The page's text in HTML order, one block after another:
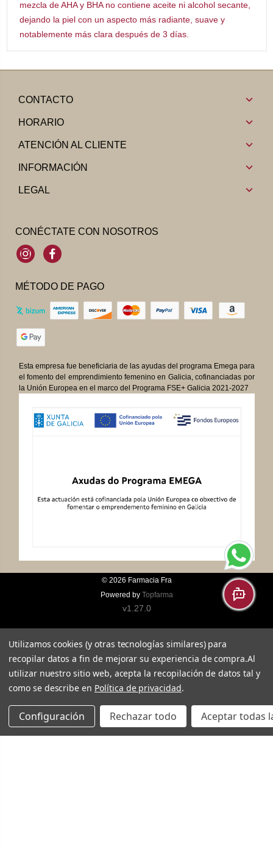
mezcla de AHA y BHA no contiene aceite ni alcohol secante,
dejando la piel con un aspecto más radiante, suave y
notablemente más clara después de 3 días.
CONTACTO
HORARIO
ATENCIÓN AL CLIENTE
INFORMACIÓN
LEGAL
CONÉCTATE CON NOSOTROS
InstagramFacebook
MÉTODO DE PAGO
Esta empresa fue beneficiaria de las ayudas del programa Emega para
el fomento del emprendimiento femenino en Galicia, cofinanciadas por
la Unión Europea en el marco del Programa FSE+ Galicia 2021-2027
© 2026 Farmacia Fra
Powered by Topfarma
v1.27.0
Utilizamos cookies (y otras tecnologías similares) para
recopilar datos a fin de mejorar su experiencia de compra.Al
utilizar nuestro sitio web, acepta la recopilación de datos tal y
como se describe en Política de privacidad.
Configuración Rechazar todo Aceptar todas